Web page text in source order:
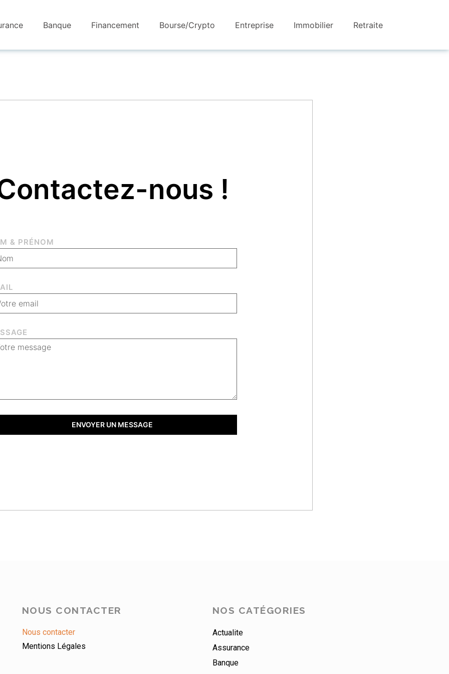
Banque Financement Bourse/crypto Entreprise Immobilier Retraite
nous !
& PRÉNOM
ENVOYER UN MESSAGE
NOUS CONTACTER
Nous contacter
Mentions Légales
NOS CATÉGORIES
Actualite
Assurance
Banque